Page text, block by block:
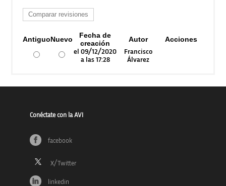
AntiguoNuevo
Fecha de
creación
Autor Acciones
el 09/12/2020
a las 17:28
Francisco
Álvarez
Conéctate con la AVI
facebook
linkedin